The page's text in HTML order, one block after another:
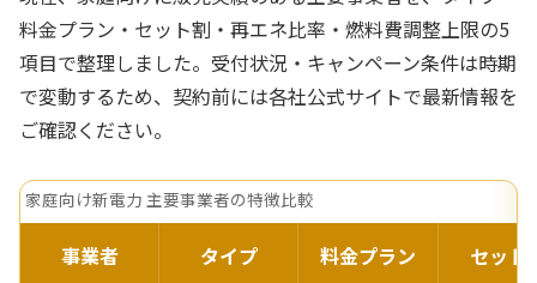
料金プラン・セット割・再エネ比率・燃料費調整上限の5
項目で整理しました。受付状況・キャンペーン条件は時期
で変動するため、契約前には各社公式サイトで最新情報を
ご確認ください。
家庭向け新電力 主要事業者の特徴比較
事業者 タイプ 料金プラン セット